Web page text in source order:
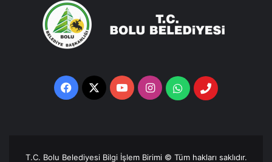
Facebook
X YouTubeInstagramWhatsappTelefon
T.C. Bolu Belediyesi Bilgi İşlem Birimi © Tüm hakları saklıdır.